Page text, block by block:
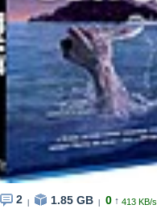
2 1.85 GB 0 ↑ 413 KB/s